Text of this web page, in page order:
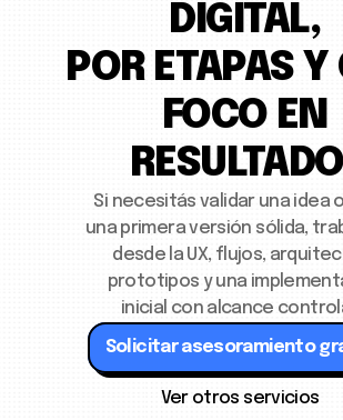
DIGITAL,
POR ETAPAS Y
FOCO EN
Si necesitás validar una idea
una primera versión sólida,
desde la UX, flujos,
prototipos y una
inicial con alcance
Solicitar asesoramiento
Ver otros servicios